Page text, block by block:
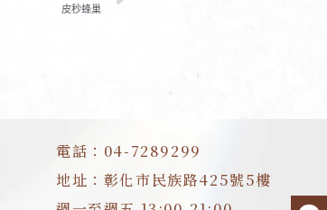
皮秒蜂巢
電話：04-7289299
地址：彰化市民族路425號5樓